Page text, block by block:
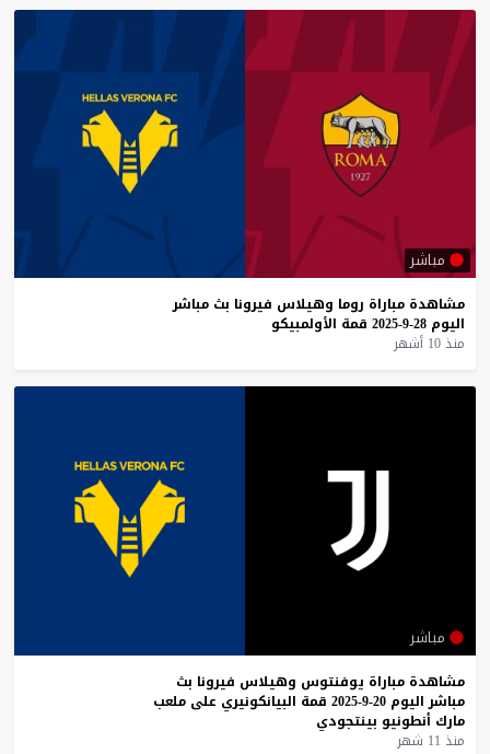
مباشر
مشاهدة مباراة روما وهيلاس فيرونا بث مباشر
اليوم 28-9-2025 قمة الأولمبيكو
منذ 10 أشهر
مباشر
مشاهدة مباراة يوفنتوس وهيلاس فيرونا بث
مباشر اليوم 20-9-2025 قمة البيانكونيري على ملعب
مارك أنطونيو بينتجودي
منذ 11 شهر